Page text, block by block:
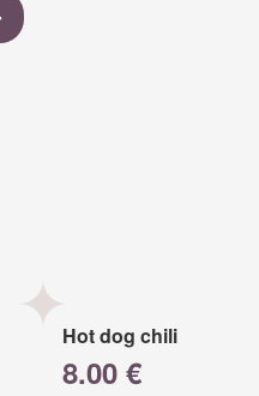
Hot dog chili
8.00 €